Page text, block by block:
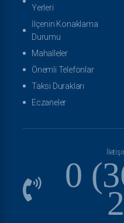
Yerleri
İlçenin Konaklama
Durumu
Mahalleler
Önemli Telefonlar
Taksi Durakları
Eczaneler
0